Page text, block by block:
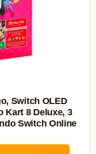
Switch OLED
Kart 8 Deluxe, 3
Switch Online